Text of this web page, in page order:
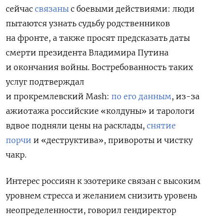
сейчас связаны с боевыми действиями: люди
пытаются узнать судьбу родственников
на фронте, а также просят предсказать даты
смерти президента Владимира Путина
и окончания войны. Востребованность таких
услуг подтверждал
и прокремлевский Mash: по его данным, из-за
ажиотажа российские «колдуны» и тарологи
вдвое подняли цены на расклады, снятие
порчи и «деструктива», привороты и чистку
чакр.
Интерес россиян к эзотерике связан с высоким
уровнем стресса и желанием снизить уровень
неопределенности, говорил гендиректор